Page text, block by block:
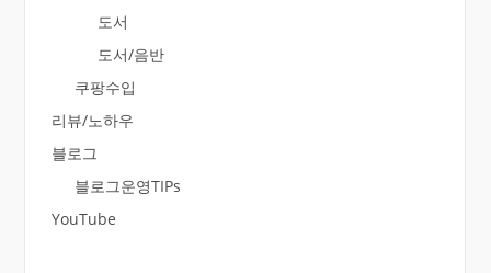
도서
도서/음반
쿠팡수입
리뷰/노하우
블로그
블로그운영TIPs
YouTube